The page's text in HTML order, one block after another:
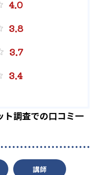
4.0
3.8
3.7
3.4
ト調査での口コミ一
講師